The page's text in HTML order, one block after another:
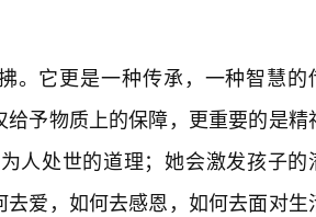
。它更是一种传承，一种智慧的
予物质上的保障，更重要的是精
人处世的道理；她会激发孩子的
爱，如何去感恩，如何去面对生